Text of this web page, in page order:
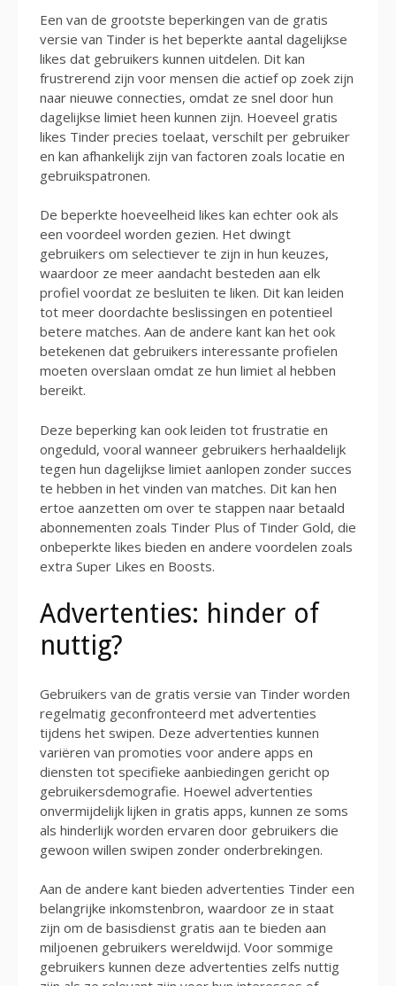
Een van de grootste beperkingen van de gratis
versie van Tinder is het beperkte aantal dagelijkse
likes dat gebruikers kunnen uitdelen. Dit kan
frustrerend zijn voor mensen die actief op zoek zijn
naar nieuwe connecties, omdat ze snel door hun
dagelijkse limiet heen kunnen zijn. Hoeveel gratis
likes Tinder precies toelaat, verschilt per gebruiker
en kan afhankelijk zijn van factoren zoals locatie en
gebruikspatronen.
De beperkte hoeveelheid likes kan echter ook als
een voordeel worden gezien. Het dwingt
gebruikers om selectiever te zijn in hun keuzes,
waardoor ze meer aandacht besteden aan elk
profiel voordat ze besluiten te liken. Dit kan leiden
tot meer doordachte beslissingen en potentieel
betere matches. Aan de andere kant kan het ook
betekenen dat gebruikers interessante profielen
moeten overslaan omdat ze hun limiet al hebben
bereikt.
Deze beperking kan ook leiden tot frustratie en
ongeduld, vooral wanneer gebruikers herhaaldelijk
tegen hun dagelijkse limiet aanlopen zonder succes
te hebben in het vinden van matches. Dit kan hen
ertoe aanzetten om over te stappen naar betaald
abonnementen zoals Tinder Plus of Tinder Gold, die
onbeperkte likes bieden en andere voordelen zoals
extra Super Likes en Boosts.
Advertenties: hinder of
nuttig?
Gebruikers van de gratis versie van Tinder worden
regelmatig geconfronteerd met advertenties
tijdens het swipen. Deze advertenties kunnen
variëren van promoties voor andere apps en
diensten tot specifieke aanbiedingen gericht op
gebruikersdemografie. Hoewel advertenties
onvermijdelijk lijken in gratis apps, kunnen ze soms
als hinderlijk worden ervaren door gebruikers die
gewoon willen swipen zonder onderbrekingen.
Aan de andere kant bieden advertenties Tinder een
belangrijke inkomstenbron, waardoor ze in staat
zijn om de basisdienst gratis aan te bieden aan
miljoenen gebruikers wereldwijd. Voor sommige
gebruikers kunnen deze advertenties zelfs nuttig